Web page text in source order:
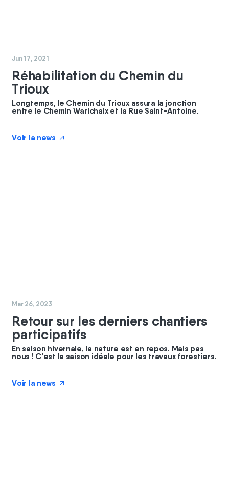
#chantier
Jun 17, 2021
Réhabilitation du Chemin du
Trioux
Longtemps, le Chemin du Trioux assura la jonction
entre le Chemin Warichaix et la Rue Saint-Antoine.
Voir la news ↗
#chantier
Mar 26, 2023
Retour sur les derniers chantiers
participatifs
En saison hivernale, la nature est en repos. Mais pas
nous ! C’est la saison idéale pour les travaux forestiers.
Voir la news ↗